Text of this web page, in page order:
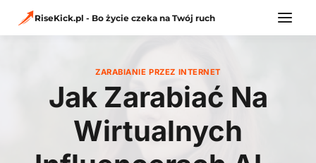
RiseKick.pl - Bo życie czeka na Twój ruch
ZARABIANIE PRZEZ INTERNET
Jak Zarabiać Na
Wirtualnych